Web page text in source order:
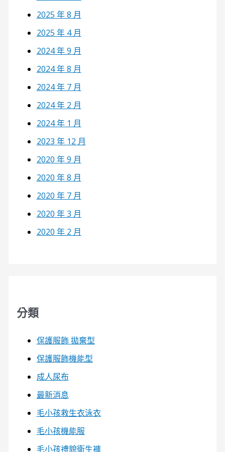
2025 年 8 月
2025 年 4 月
2024 年 9 月
2024 年 8 月
2024 年 7 月
2024 年 2 月
2024 年 1 月
2023 年 12 月
2020 年 9 月
2020 年 8 月
2020 年 7 月
2020 年 3 月
2020 年 2 月
分類
保護服飾 拋棄型
保護服飾機能型
成人尿布
最新消息
毛小孩救生衣泳衣
毛小孩機能服
毛小孩禮貌衛生褲